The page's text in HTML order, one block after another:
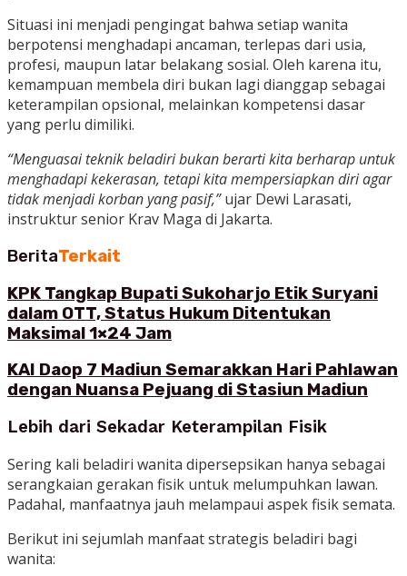
Situasi ini menjadi pengingat bahwa setiap wanita
berpotensi menghadapi ancaman, terlepas dari usia,
profesi, maupun latar belakang sosial. Oleh karena itu,
kemampuan membela diri bukan lagi dianggap sebagai
keterampilan opsional, melainkan kompetensi dasar
yang perlu dimiliki.
“Menguasai teknik beladiri bukan berarti kita berharap untuk
menghadapi kekerasan, tetapi kita mempersiapkan diri agar
tidak menjadi korban yang pasif,”ujar Dewi Larasati,
instruktur senior Krav Maga di Jakarta.
BeritaTerkait
KPK Tangkap Bupati Sukoharjo Etik Suryani
dalam OTT, Status Hukum Ditentukan
Maksimal 1×24 Jam
KAI Daop 7 Madiun Semarakkan Hari Pahlawan
dengan Nuansa Pejuang di Stasiun Madiun
Lebih dari Sekadar Keterampilan Fisik
Sering kali beladiri wanita dipersepsikan hanya sebagai
serangkaian gerakan fisik untuk melumpuhkan lawan.
Padahal, manfaatnya jauh melampaui aspek fisik semata.
Berikut ini sejumlah manfaat strategis beladiri bagi
wanita: